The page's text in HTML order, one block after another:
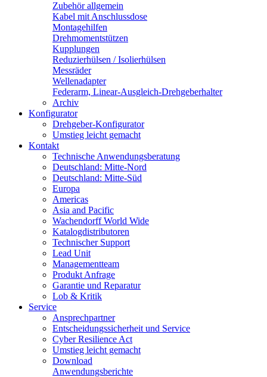
Zubehör allgemein
Kabel mit Anschlussdose
Montagehilfen
Drehmomentstützen
Kupplungen
Reduzierhülsen / Isolierhülsen
Messräder
Wellenadapter
Federarm, Linear-Ausgleich-Drehgeberhalter
Archiv
Konfigurator
Drehgeber-Konfigurator
Umstieg leicht gemacht
Kontakt
Technische Anwendungsberatung
Deutschland: Mitte-Nord
Deutschland: Mitte-Süd
Europa
Americas
Asia and Pacific
Wachendorff World Wide
Katalogdistributoren
Technischer Support
Lead Unit
Managementteam
Produkt Anfrage
Garantie und Reparatur
Lob & Kritik
Service
Ansprechpartner
Entscheidungssicherheit und Service
Cyber Resilience Act
Umstieg leicht gemacht
Download
Anwendungsberichte